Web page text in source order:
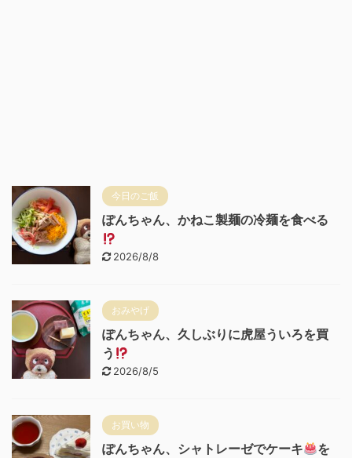
今日のご飯
ぽんちゃん、かねこ製麺の冷麺を食べる
2026/8/8
おみやげ
ぽんちゃん、久しぶりに虎屋ういろを買
う
2026/8/5
お買い物
ぽんちゃん、シャトレーゼでケーキ
を